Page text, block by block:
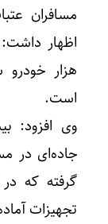
مسافران
هزار خودرو
است.
جاده‌ای در
تجهیزات